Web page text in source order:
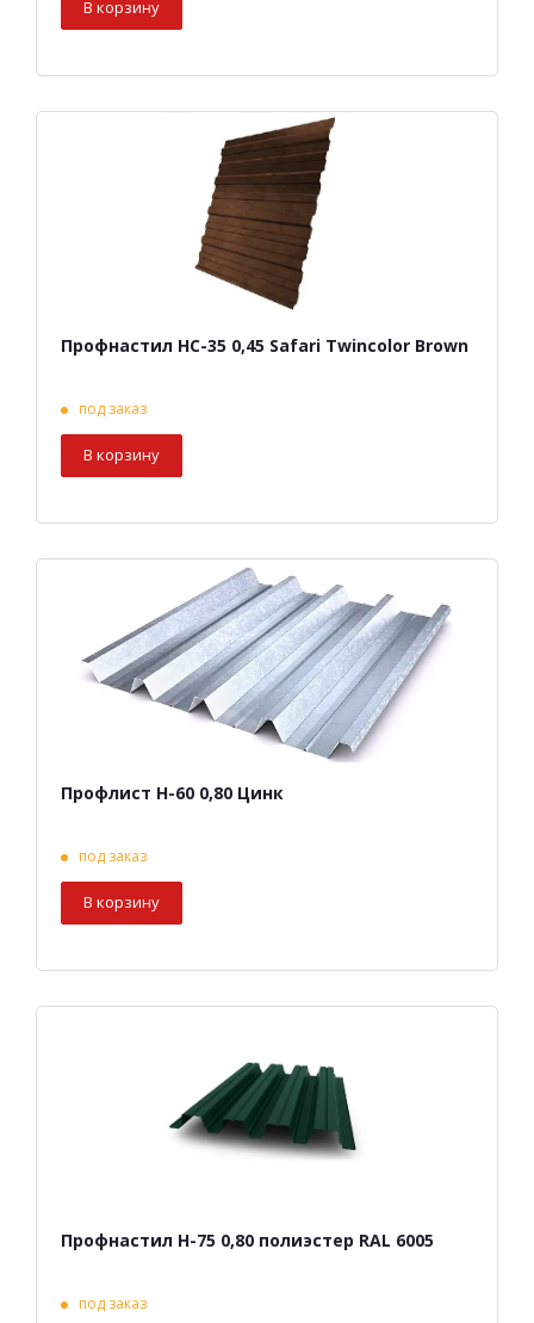
В корзину
Профнастил НС-35 0,45 Safari Twincolor Brown
под заказ
В корзину
Профлист Н-60 0,80 Цинк
под заказ
В корзину
Профнастил Н-75 0,80 полиэстер RAL 6005
под заказ